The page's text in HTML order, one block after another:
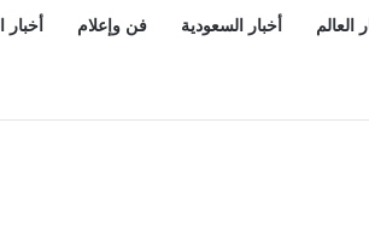
العالم أخبار السعودية فن وإعلام أخبار
متوقعة.. زوج يفقد صوابه أمام الكعبة